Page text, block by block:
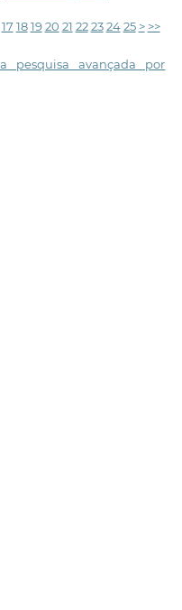
17 18 19 20 21 22 23 24 25 > >>
pesquisa avançada por